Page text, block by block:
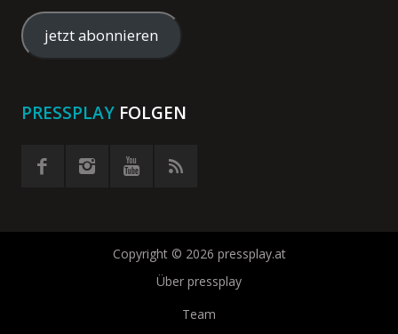
Mail-
Adresse
eingeben
jetzt abonnieren
PRESSPLAY FOLGEN
Copyright © 2026 pressplay.at
Über pressplay
Team